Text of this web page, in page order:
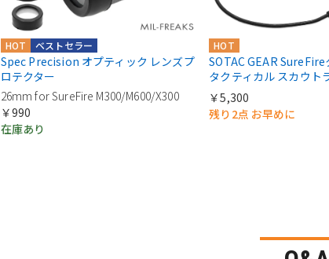
ベストセラー
HOT
Spec Precision オプティック レンズプ
ロテクター
26mm for SureFire M300/M600/X300
￥990
在庫あり
HOT
SOTAC GEAR
タクティカル スカウト
￥5,300
残り2点 お早めに